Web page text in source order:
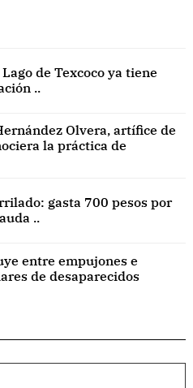
de Texcoco ya tiene
..
Olvera, artífice de
la práctica de
gasta 700 pesos por
..
entre empujones e
de desaparecidos